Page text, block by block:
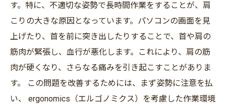
す。特に、不適切な姿勢で長時間作業をすることが、肩
こりの大きな原因となっています。パソコンの画面を見
上げたり、首を前に突き出したりすることで、首や肩の
筋肉が緊張し、血行が悪化します。これにより、肩の筋
肉が硬くなり、さらなる痛みを引き起こすことがありま
す。 この問題を改善するためには、まず姿勢に注意を払
い、 ergonomics（エルゴノミクス）を考慮した作業環境